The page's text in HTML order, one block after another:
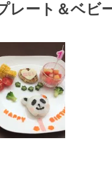
レート＆ベビ